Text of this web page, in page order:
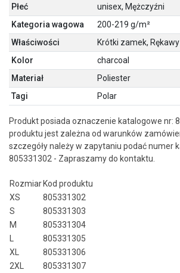
Płeć
unisex, Mężczyźni
Kategoria wagowa
200-219 g/m²
Właściwości
Krótki zamek,
Kolor
charcoal
Materiał
Poliester
Tagi
Polar
Produkt posiada oznaczenie katalogowe nr:
produktu jest zależna od warunków
szczegóły należy w zapytaniu podać numer
805331302 - Zapraszamy do kontaktu.
Rozmiar Kod produktu
XS
805331302
S
805331303
M
805331304
805331305
XL
805331306
2XL
805331307